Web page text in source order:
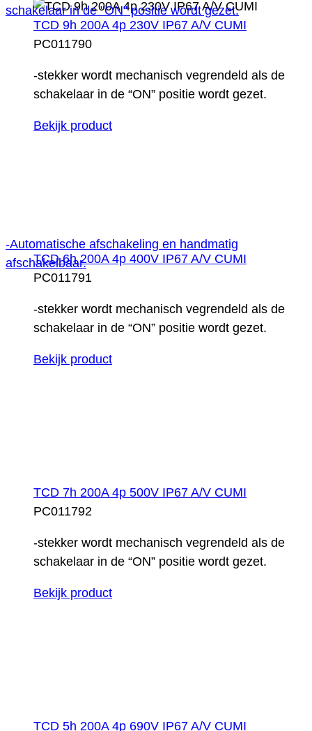
schakelaar in de "ON" positie wordt gezet.
-Automatische afschakeling en handmatig
afschakelbaar.
TCD 9h 200A 4p 230V IP67 A/V CUMI
PC011790
-stekker wordt mechanisch vegrendeld als de
schakelaar in de “ON” positie wordt gezet.
Bekijk product
TCD 6h 200A 4p 400V IP67 A/V CUMI
PC011791
-stekker wordt mechanisch vegrendeld als de
schakelaar in de “ON” positie wordt gezet.
Bekijk product
TCD 7h 200A 4p 500V IP67 A/V CUMI
PC011792
-stekker wordt mechanisch vegrendeld als de
schakelaar in de “ON” positie wordt gezet.
Bekijk product
TCD 5h 200A 4p 690V IP67 A/V CUMI